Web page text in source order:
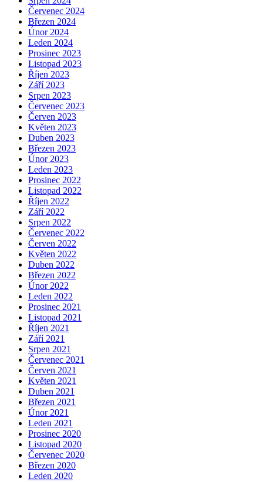
Červenec 2024
Březen 2024
Únor 2024
Leden 2024
Prosinec 2023
Listopad 2023
Říjen 2023
Září 2023
Srpen 2023
Červenec 2023
Červen 2023
Květen 2023
Duben 2023
Březen 2023
Únor 2023
Leden 2023
Prosinec 2022
Listopad 2022
Říjen 2022
Září 2022
Srpen 2022
Červenec 2022
Červen 2022
Květen 2022
Duben 2022
Březen 2022
Únor 2022
Leden 2022
Prosinec 2021
Listopad 2021
Říjen 2021
Září 2021
Srpen 2021
Červenec 2021
Červen 2021
Květen 2021
Duben 2021
Březen 2021
Únor 2021
Leden 2021
Prosinec 2020
Listopad 2020
Červenec 2020
Březen 2020
Leden 2020